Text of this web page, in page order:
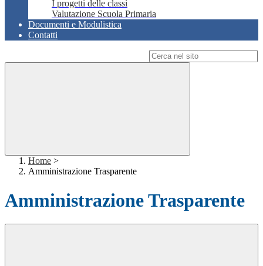
I progetti delle classi
Valutazione Scuola Primaria
Documenti e Modulistica
Contatti
Home >
Amministrazione Trasparente
Amministrazione Trasparente